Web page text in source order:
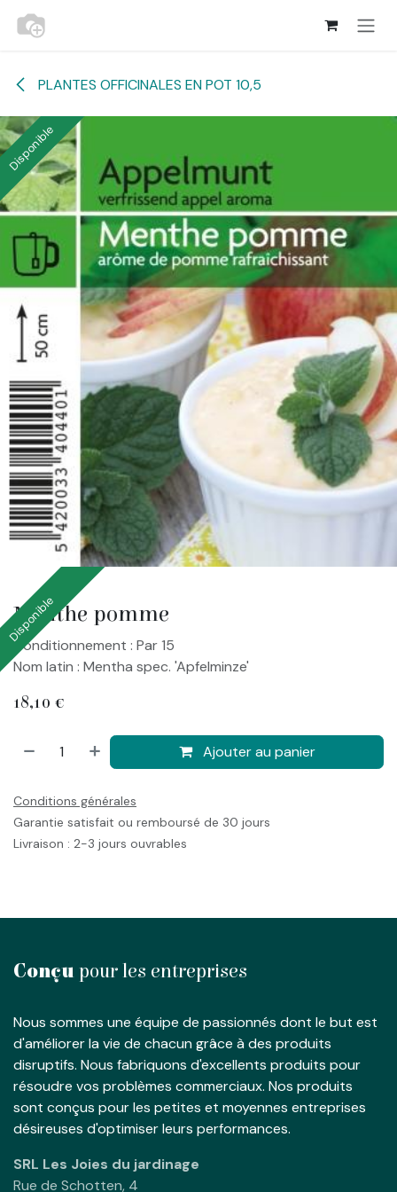
Se rendre au contenu
PLANTES OFFICINALES EN POT 10,5
Disponible
Menthe pomme
Disponible
Conditionnement : Par 15
Nom latin : Mentha spec. 'Apfelminze'
18,10 €
Ajouter au panier
Conditions générales
Garantie satisfait ou remboursé de 30 jours
Livraison : 2-3 jours ouvrables
Conçu pour les entreprises
Nous sommes une équipe de passionnés dont le but est
d'améliorer la vie de chacun grâce à des produits
disruptifs. Nous fabriquons d'excellents produits pour
résoudre vos problèmes commerciaux. Nos produits
sont conçus pour les petites et moyennes entreprises
désireuses d'optimiser leurs performances.
SRL Les Joies du jardinage
Rue de Schotten, 4